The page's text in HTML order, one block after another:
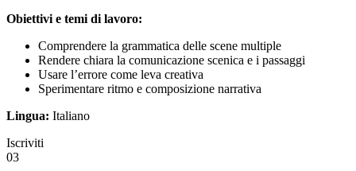
Obiettivi e temi di lavoro:
Comprendere la grammatica delle scene multiple
Rendere chiara la comunicazione scenica e i passaggi
Usare l’errore come leva creativa
Sperimentare ritmo e composizione narrativa
Lingua: Italiano
Iscriviti
03